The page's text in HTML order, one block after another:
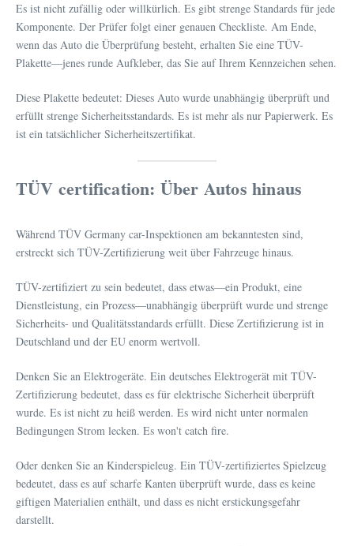
Es ist nicht zufällig oder willkürlich. Es gibt strenge Standards für jede
Komponente. Der Prüfer folgt einer genauen Checkliste. Am Ende,
wenn das Auto die Überprüfung besteht, erhalten Sie eine TÜV-
Plakette—jenes runde Aufkleber, das Sie auf Ihrem Kennzeichen sehen.
Diese Plakette bedeutet: Dieses Auto wurde unabhängig überprüft und
erfüllt strenge Sicherheitsstandards. Es ist mehr als nur Papierwerk. Es
ist ein tatsächlicher Sicherheitszertifikat.
TÜV certification: Über Autos hinaus
Während TÜV Germany car-Inspektionen am bekanntesten sind,
erstreckt sich TÜV-Zertifizierung weit über Fahrzeuge hinaus.
TÜV-zertifiziert zu sein bedeutet, dass etwas—ein Produkt, eine
Dienstleistung, ein Prozess—unabhängig überprüft wurde und strenge
Sicherheits- und Qualitätsstandards erfüllt. Diese Zertifizierung ist in
Deutschland und der EU enorm wertvoll.
Denken Sie an Elektrogeräte. Ein deutsches Elektrogerät mit TÜV-
Zertifizierung bedeutet, dass es für elektrische Sicherheit überprüft
wurde. Es ist nicht zu heiß werden. Es wird nicht unter normalen
Bedingungen Strom lecken. Es won't catch fire.
Oder denken Sie an Kinderspieleug. Ein TÜV-zertifiziertes Spielzeug
bedeutet, dass es auf scharfe Kanten überprüft wurde, dass es keine
giftigen Materialien enthält, und dass es nicht erstickungsgefahr
darstellt.